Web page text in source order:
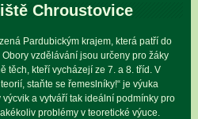
Chroustovice
Pardubickým krajem, která patří do
vzdělávání jsou určeny pro žáky
těch, kteří vycházejí ze 7. a 8. tříd. V
staňte se řemeslníky!“ je výuka
a vytváří tak ideální podmínky pro
problémy v teoretické výuce.